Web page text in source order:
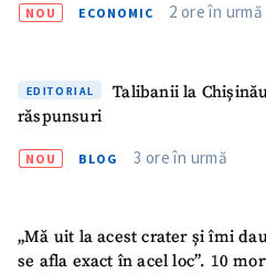
NOU ECONOMIC 2 ore în urmă
EDITORIAL
Talibanii la
răspunsuri
NOU BLOG 3 ore în urmă
„Mă uit la acest crater și îmi
se afla exact în acel loc”. 10